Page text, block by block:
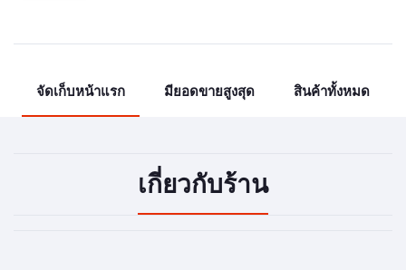
จัดเก็บหน้าแรก มียอดขายสูงสุด สินค้าทั้งหมด
เกี่ยวกับร้าน